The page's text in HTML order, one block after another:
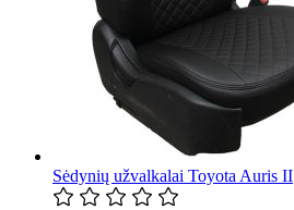
Sėdynių užvalkalai Toyota Auris II